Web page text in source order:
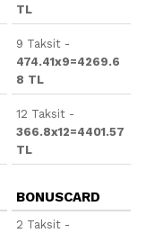
TL
9 Taksit -
474.41x9=4269.6
8 TL
12 Taksit -
366.8x12=4401.57
TL
BONUSCARD
2 Taksit -